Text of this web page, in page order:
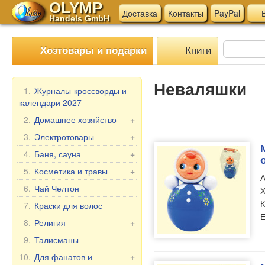
OLYMP
Handels GmbH Доставка Контакты PayPal
Хозтовары и подарки Книги
1. Журналы-кроссворды и
календари 2027
+
2. Домашнее хозяйство
Мангалы, гриль
Шампуры
Мантоварки
Товары для дома
Бытовая химия
Пельменницы, формы
и ножи для теста
Клеёнка в рулонах
Мясорубки
+
3. Электротовары
Электротовары для
кухни
Прочие электротовары
+
4. Баня, сауна
Веники для бани
Текстиль для бани
Аксессуары для бани
Косметика для бани и
ванны
+
5. Косметика и травы
Подарочные наборы
Бабушка Агафья
Репейник
Лошадиная Линия
Belle Jardin
6. Чай Челтон
7. Краски для волос
+
8. Религия
Иконы в машину
Настольные иконы, 2-,
9. Талисманы
+
10. Для фанатов и
Неваляшки